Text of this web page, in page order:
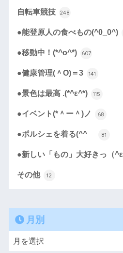
自転車競技 248
●能登原人の食べもの(^0_0^)
●移動中！(*^o^*) 607
●健康管理(＾O)＝3 141
●景色は最高 .(*^ε^*) 115
●イベント(*＾ー＾)ノ 68
●ポルシェを着る(^^ゞ 81
●新しい「もの」大好きっ（
その他 12
月別